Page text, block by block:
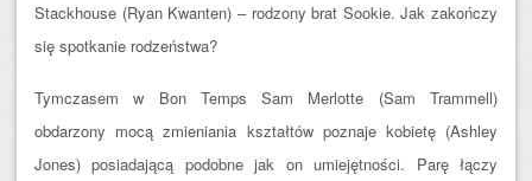
Stackhouse (Ryan Kwanten) – rodzony brat Sookie. Jak zakończy
się spotkanie rodzeństwa?
Tymczasem w Bon Temps Sam Merlotte (Sam Trammell)
obdarzony mocą zmieniania kształtów poznaje kobietę (Ashley
Jones) posiadającą podobne jak on umiejętności. Parę łączy